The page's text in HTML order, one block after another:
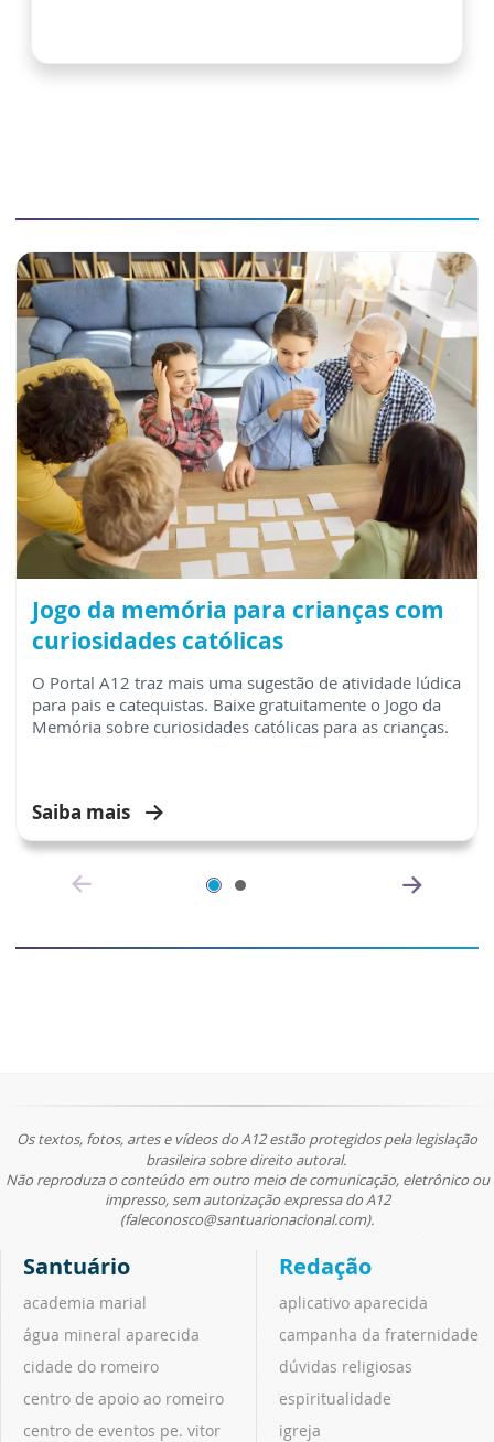
Jogo da memória para crianças com
curiosidades católicas
O Portal A12 traz mais uma sugestão de atividade lúdica
para pais e catequistas. Baixe gratuitamente o Jogo da
Memória sobre curiosidades católicas para as crianças.
Saiba mais
Os textos, fotos, artes e vídeos do A12 estão protegidos pela legislação
brasileira sobre direito autoral.
Não reproduza o conteúdo em outro meio de comunicação, eletrônico ou
impresso, sem autorização expressa do A12
(faleconosco@santuarionacional.com).
Santuário
academia marial
água mineral aparecida
cidade do romeiro
centro de apoio ao romeiro
centro de eventos pe. vitor
Redação
aplicativo aparecida
campanha da fraternidade
dúvidas religiosas
espiritualidade
igreja